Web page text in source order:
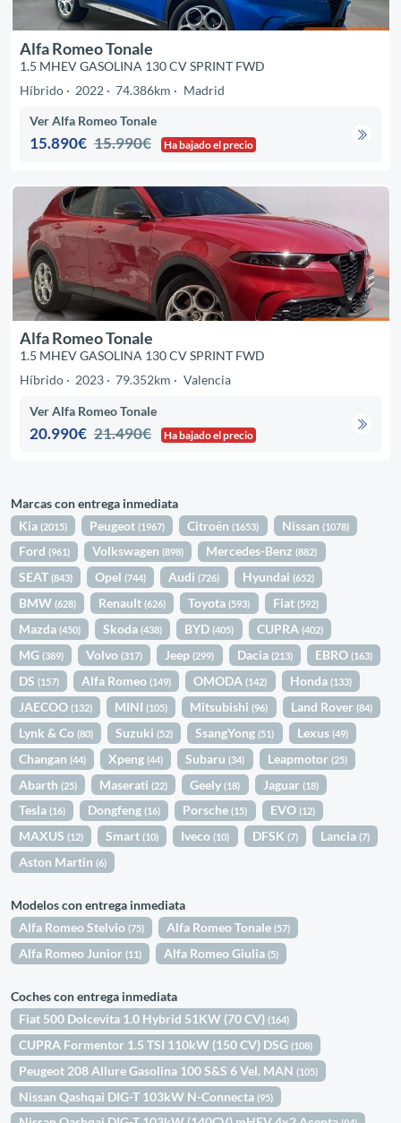
Alfa Romeo Tonale
1.5 MHEV GASOLINA 130 CV SPRINT FWD
Híbrido
2022 74.386km Madrid
Ver Alfa Romeo Tonale
15.890€ 15.990€ Ha bajado el precio
Alfa Romeo Tonale
1.5 MHEV GASOLINA 130 CV SPRINT FWD
Híbrido
2023 79.352km Valencia
Ver Alfa Romeo Tonale
20.990€ 21.490€ Ha bajado el precio
Marcas con entrega inmediata
Kia(2015) Peugeot(1967) Citroën(1653) Nissan (1078)
Ford(961) Volkswagen(898) Mercedes-Benz(882)
SEAT(843) Opel(744) Audi(726) Hyundai (652)
BMW(628) Renault(626) Toyota(593) Fiat (592)
Mazda(450) Skoda(438) BYD(405) CUPRA (402)
MG(389) Volvo(317) Jeep(299) Dacia (213) EBRO (163)
DS(157) Alfa Romeo(149) OMODA(142) Honda (133)
JAECOO(132) MINI(105) Mitsubishi(96) Land Rover (84)
Lynk & Co(80) Suzuki(52) SsangYong(51) Lexus (49)
Changan(44) Xpeng(44) Subaru(34) Leapmotor (25)
Abarth(25) Maserati(22) Geely(18) Jaguar (18)
Tesla(16) Dongfeng(16) Porsche(15) EVO (12)
MAXUS(12) Smart(10) Iveco(10) DFSK (7) Lancia (7)
Aston Martin(6)
Modelos con entrega inmediata
Alfa Romeo Stelvio(75) Alfa Romeo Tonale(57)
Alfa Romeo Junior(11) Alfa Romeo Giulia(5)
Coches con entrega inmediata
Fiat 500 Dolcevita 1.0 Hybrid 51KW (70 CV)(164)
CUPRA Formentor 1.5 TSI 110kW (150 CV) DSG(108)
Peugeot 208 Allure Gasolina 100 S&S 6 Vel. MAN(105)
Nissan Qashqai DIG-T 103kW N-Connecta(95)